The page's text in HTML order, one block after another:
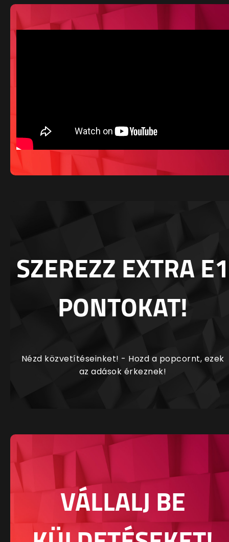
SZEREZZ EXTRA E1
PONTOKAT!
Nézd közvetítéseinket! - Hozd a popcornt, ezek
az adások érkeznek!
VÁLLALJ BE